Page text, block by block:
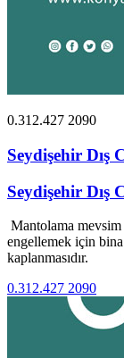
0.312.427 2090
Seydişehir Dış
Seydişehir Dış
Mantolama mevsim
engellemek için bina
kaplanmasıdır.
0.312.427 2090